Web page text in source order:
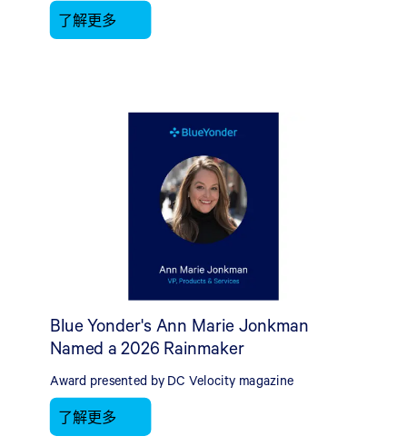
了解更多
Blue Yonder's Ann Marie Jonkman
Named a 2026 Rainmaker
Award presented by DC Velocity magazine
了解更多